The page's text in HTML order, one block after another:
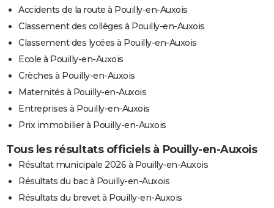
Accidents de la route à Pouilly-en-Auxois
Classement des collèges à Pouilly-en-Auxois
Classement des lycées à Pouilly-en-Auxois
Ecole à Pouilly-en-Auxois
Crèches à Pouilly-en-Auxois
Maternités à Pouilly-en-Auxois
Entreprises à Pouilly-en-Auxois
Prix immobilier à Pouilly-en-Auxois
Tous les résultats officiels à Pouilly-en-Auxois
Résultat municipale 2026 à Pouilly-en-Auxois
Résultats du bac à Pouilly-en-Auxois
Résultats du brevet à Pouilly-en-Auxois